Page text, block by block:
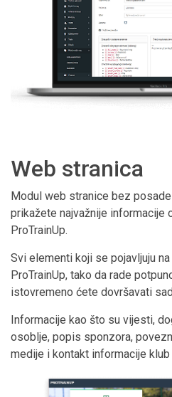
Web stranica
Modul web stranice bez
prikažete najvažnije informacije
ProTrainUp.
Svi elementi koji se pojavljuju
ProTrainUp, tako da rade
istovremeno ćete dovršavati
Informacije kao što su vijesti,
osoblje, popis sponzora,
medije i kontakt informacije